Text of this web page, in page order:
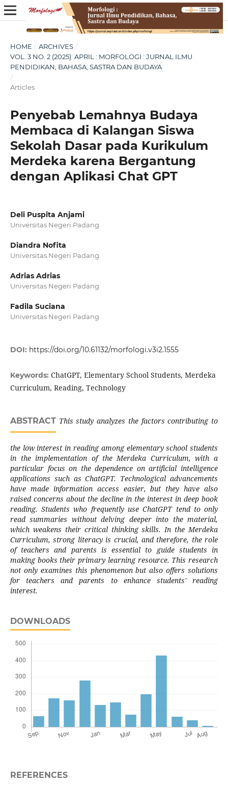
HOME / ARCHIVES /
VOL. 3 NO. 2 (2025): APRIL : MORFOLOGI : JURNAL ILMU
PENDIDIKAN, BAHASA, SASTRA DAN BUDAYA
/
Articles
Penyebab Lemahnya Budaya
Membaca di Kalangan Siswa
Sekolah Dasar pada Kurikulum
Merdeka karena Bergantung
dengan Aplikasi Chat GPT
Deli Puspita Anjami
Universitas Negeri Padang
Diandra Nofita
Universitas Negeri Padang
Adrias Adrias
Universitas Negeri Padang
Fadila Suciana
Universitas Negeri Padang
DOI: https://doi.org/10.61132/morfologi.v3i2.1555
Keywords: ChatGPT, Elementary School Students, Merdeka
Curriculum, Reading, Technology
ABSTRACT This study analyzes the factors contributing to
the low interest in reading among elementary school students
in the implementation of the Merdeka Curriculum, with a
particular focus on the dependence on artificial intelligence
applications such as ChatGPT. Technological advancements
have made information access easier, but they have also
raised concerns about the decline in the interest in deep book
reading. Students who frequently use ChatGPT tend to only
read summaries without delving deeper into the material,
which weakens their critical thinking skills. In the Merdeka
Curriculum, strong literacy is crucial, and therefore, the role
of teachers and parents is essential to guide students in
making books their primary learning resource. This research
not only examines this phenomenon but also offers solutions
for teachers and parents to enhance students' reading
interest.
DOWNLOADS
REFERENCES